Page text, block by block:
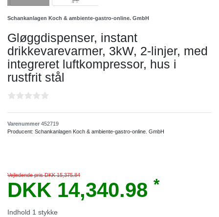
Schankanlagen Koch & ambiente-gastro-online. GmbH
Gløggdispenser, instant
drikkevarevarmer, 3kW, 2-linjer, med
integreret luftkompressor, hus i
rustfrit stål
Varenummer 452719
Producent: Schankanlagen Koch & ambiente-gastro-online. GmbH
Vejledende pris DKK 15,375.84
DKK 14,340.98 *
Indhold 1 stykke